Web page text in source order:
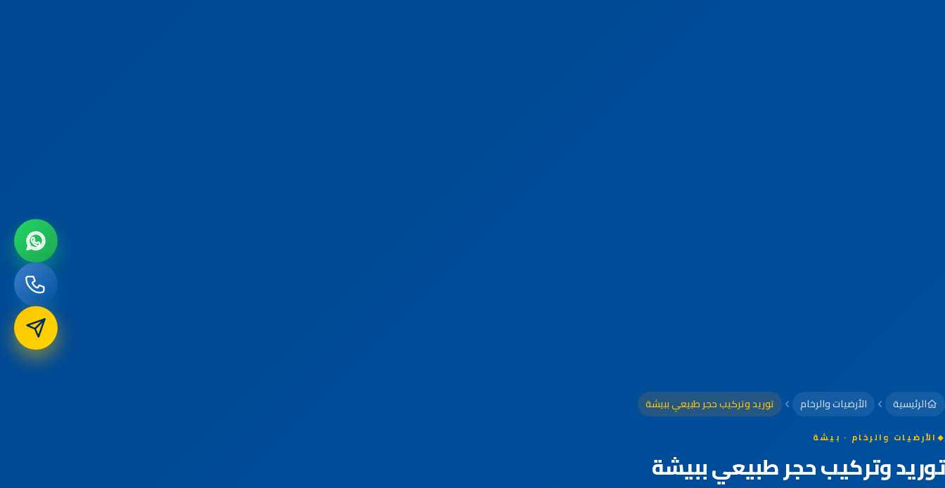
الرئيسية الأرضيات والرخام توريد وتركيب حجر طبيعي ببيشة
الأرضيات والرخام · بيشة
توريد وتركيب حجر طبيعي ببيشة